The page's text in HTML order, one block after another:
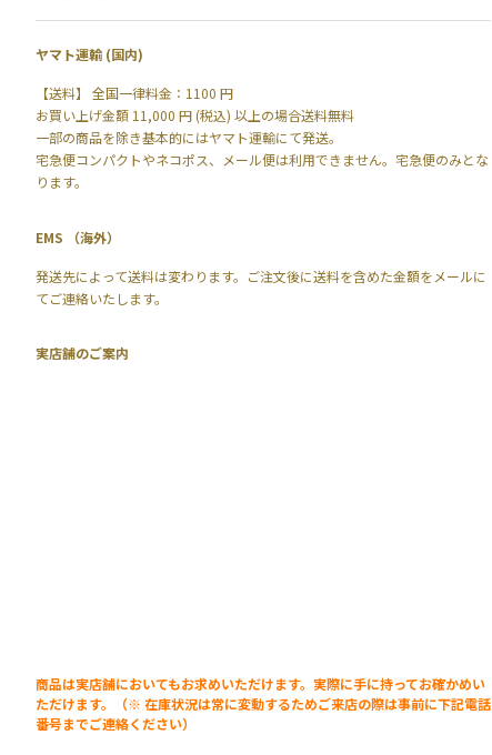
ヤマト運輸 (国内)
【送料】 全国一律料金：1100 円
お買い上げ金額 11,000 円 (税込) 以上の場合送料無料
一部の商品を除き基本的にはヤマト運輸にて発送。
宅急便コンパクトやネコポス、メール便は利用できません。宅急便のみとな
ります。
EMS （海外）
発送先によって送料は変わります。ご注文後に送料を含めた金額をメールに
てご連絡いたします。
実店舗のご案内
商品は実店舗においてもお求めいただけます。実際に手に持ってお確かめい
ただけます。（※ 在庫状況は常に変動するためご来店の際は事前に下記電話
番号までご連絡ください）